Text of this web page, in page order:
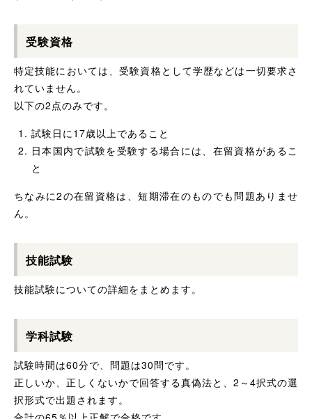
受験資格
特定技能においては、受験資格として学歴などは一切要求さ
れていません。
以下の2点のみです。
試験日に17歳以上であること
日本国内で試験を受験する場合には、在留資格があるこ
と
ちなみに2の在留資格は、短期滞在のものでも問題ありませ
ん。
技能試験
技能試験についての詳細をまとめます。
学科試験
試験時間は60分で、問題は30問です。
正しいか、正しくないかで回答する真偽法と、2～4択式の選
択形式で出題されます。